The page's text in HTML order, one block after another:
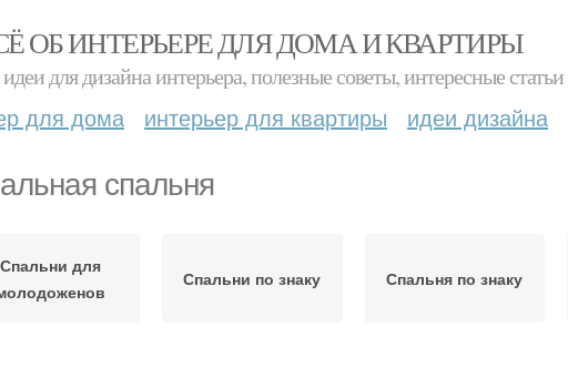
ОБ ИНТЕРЬЕРЕ ДЛЯ ДОМА И КВАРТИРЫ
для дизайна интерьера, полезные советы, интересные статьи
для дома интерьер для квартиры идеи дизайна
спальня
Спальни для
Спальни по знаку Спальня по знаку